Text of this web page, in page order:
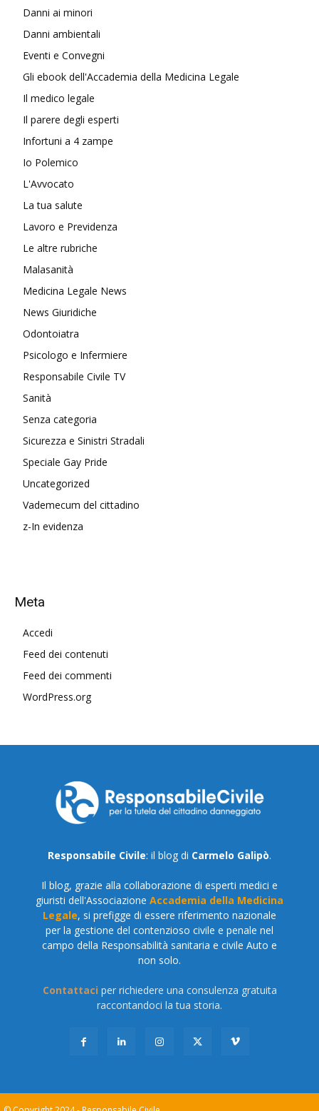
Danni ai minori
Danni ambientali
Eventi e Convegni
Gli ebook dell'Accademia della Medicina Legale
Il medico legale
Il parere degli esperti
Infortuni a 4 zampe
Io Polemico
L'Avvocato
La tua salute
Lavoro e Previdenza
Le altre rubriche
Malasanità
Medicina Legale News
News Giuridiche
Odontoiatra
Psicologo e Infermiere
Responsabile Civile TV
Sanità
Senza categoria
Sicurezza e Sinistri Stradali
Speciale Gay Pride
Uncategorized
Vademecum del cittadino
z-In evidenza
Meta
Accedi
Feed dei contenuti
Feed dei commenti
WordPress.org
Responsabile Civile: il blog di Carmelo Galipò.
Il blog, grazie alla collaborazione di esperti medici e
giuristi dell'Associazione Accademia della Medicina
Legale, si prefigge di essere riferimento nazionale
per la gestione del contenzioso civile e penale nel
campo della Responsabilità sanitaria e civile Auto e
non solo.
Contattaci per richiedere una consulenza gratuita
raccontandoci la tua storia.